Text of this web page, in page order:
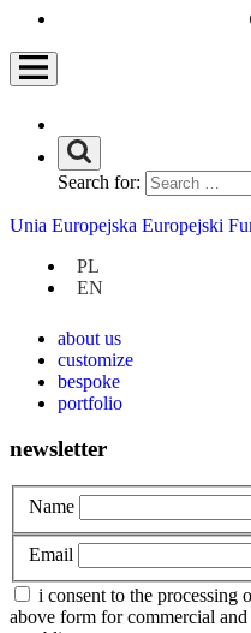
Search for:
Unia Europejska Europejski
PL
EN
category
Furniture in new homes
How we work?
Personalization
Uncategorized
at hand
about us
customize
bespoke
portfolio
newsletter
Name
Email
i consent to the processing
above form for commercial